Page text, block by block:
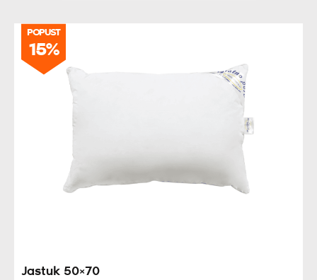
POPUST
15%
Jastuk 50×70